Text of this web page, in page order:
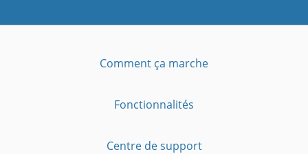
Comment ça marche
Fonctionnalités
Centre de support